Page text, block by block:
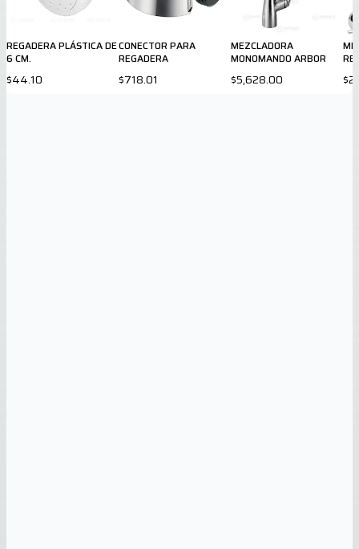
REGADERA PLÁSTICA DE
6 CM.
$44.10
CONECTOR PARA
REGADERA
$718.01
MEZCLADORA
MONOMANDO ARBOR
$5,628.00